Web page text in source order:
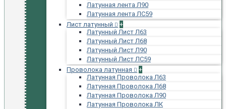
Латунная лента Л90
Латунная лента ЛС59
Лист латунный
+
Латунный Лист Л63
Латунный Лист Л68
Латунный Лист Л90
Латунный Лист ЛС59
Проволока латунная
+
Латунная Проволока Л63
Латунная Проволока Л68
Латунная Проволока Л90
Латунная Проволока ЛК